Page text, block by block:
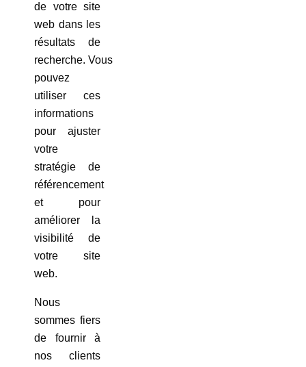
de votre site
web dans les
résultats de
recherche. Vous
pouvez
utiliser ces
informations
pour ajuster
votre
stratégie de
référencement
et pour
améliorer la
visibilité de
votre site
web.
Nous
sommes fiers
de fournir à
nos clients